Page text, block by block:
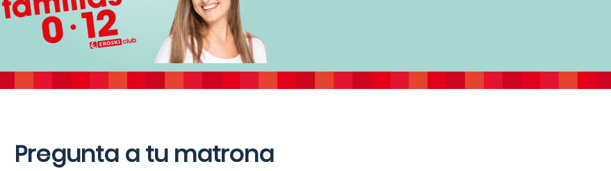
Pregunta a tu matrona